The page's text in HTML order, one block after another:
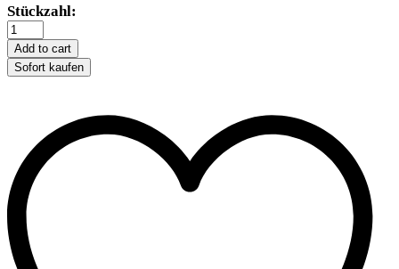
Trixie
Badehaus
-
transparent
quantity
Stückzahl:
Add to cart
Sofort kaufen